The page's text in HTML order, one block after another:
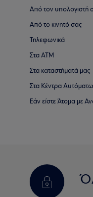
Από τον υπολογιστή
Από το κινητό σας
Τηλεφωνικά
Στα ΑΤΜ
Στα καταστήματά μας
Στα Κέντρα
Εάν είστε Άτομα με